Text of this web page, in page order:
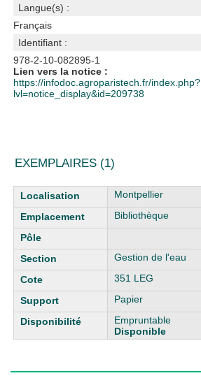
Langue(s) :
Français
Identifiant :
978-2-10-082895-1
Lien vers la notice :
https://infodoc.agroparistech.fr/index.php?
lvl=notice_display&id=209738
EXEMPLAIRES (1)
Liste des exemplaires
Montpellier
Bibliothèque
Gestion de l'eau
351 LEG
Papier
Empruntable
Disponible